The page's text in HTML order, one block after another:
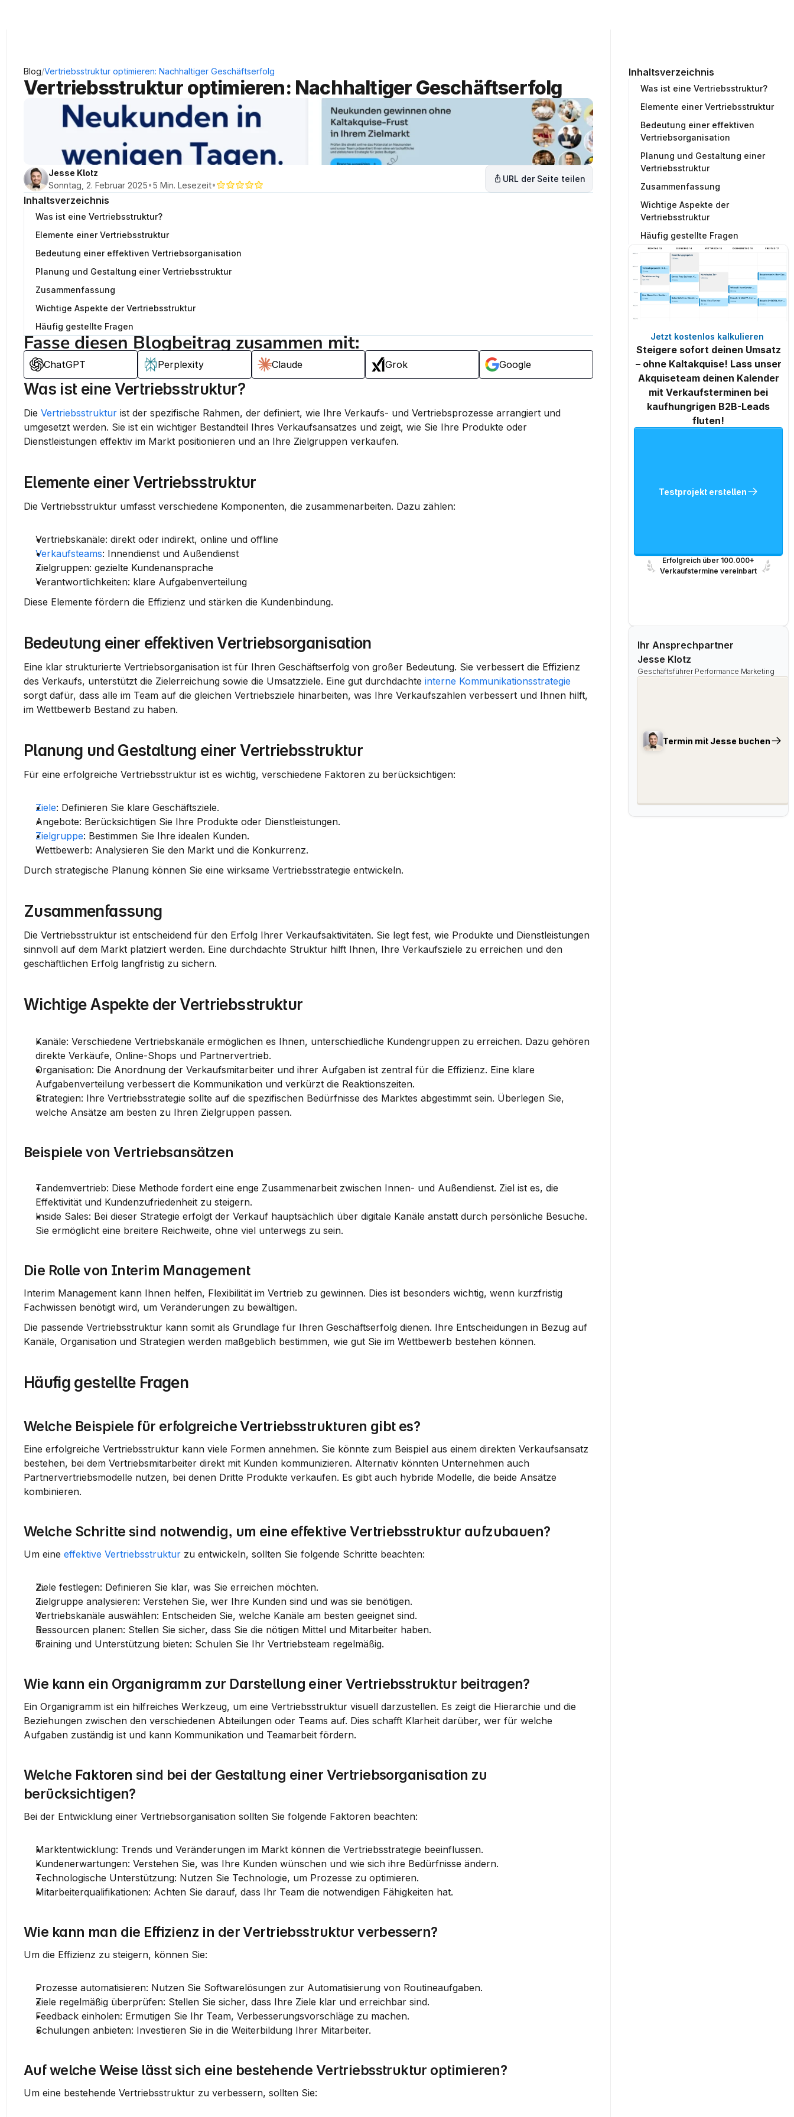
Inhaltsverzeichnis
Was ist eine Vertriebsstruktur?
Elemente einer Vertriebsstruktur
Bedeutung einer effektiven
Vertriebsorganisation
Planung und Gestaltung einer
Vertriebsstruktur
Zusammenfassung
Wichtige Aspekte der
Vertriebsstruktur
Häufig gestellte Fragen
Jetzt kostenlos kalkulieren
Steigere sofort deinen Umsatz
– ohne Kaltakquise! Lass unser
Akquiseteam deinen Kalender
mit Verkaufsterminen bei
kaufhungrigen B2B-Leads
fluten!
Testprojekt erstellen
Erfolgreich über 100.000+
Verkaufstermine vereinbart
Ihr Ansprechpartner
Jesse Klotz
Geschäftsführer Performance Marketing
Termin mit Jesse buchen
Blog/Vertriebsstruktur optimieren: Nachhaltiger Geschäftserfolg
Vertriebsstruktur optimieren: Nachhaltiger Geschäftserfolg
Jesse Klotz
Sonntag, 2. Februar 2025•5 Min. Lesezeit•
URL der Seite teilen
Inhaltsverzeichnis
Was ist eine Vertriebsstruktur?
Elemente einer Vertriebsstruktur
Bedeutung einer effektiven Vertriebsorganisation
Planung und Gestaltung einer Vertriebsstruktur
Zusammenfassung
Wichtige Aspekte der Vertriebsstruktur
Häufig gestellte Fragen
Fasse diesen Blogbeitrag zusammen mit:
ChatGPT Perplexity Claude Grok Google
Was ist eine Vertriebsstruktur?
Die Vertriebsstruktur ist der spezifische Rahmen, der definiert, wie Ihre Verkaufs- und Vertriebsprozesse arrangiert und
umgesetzt werden. Sie ist ein wichtiger Bestandteil Ihres Verkaufsansatzes und zeigt, wie Sie Ihre Produkte oder
Dienstleistungen effektiv im Markt positionieren und an Ihre Zielgruppen verkaufen.
Elemente einer Vertriebsstruktur
Die Vertriebsstruktur umfasst verschiedene Komponenten, die zusammenarbeiten. Dazu zählen:
Vertriebskanäle: direkt oder indirekt, online und offline
Verkaufsteams: Innendienst und Außendienst
Zielgruppen: gezielte Kundenansprache
Verantwortlichkeiten: klare Aufgabenverteilung
Diese Elemente fördern die Effizienz und stärken die Kundenbindung.
Bedeutung einer effektiven Vertriebsorganisation
Eine klar strukturierte Vertriebsorganisation ist für Ihren Geschäftserfolg von großer Bedeutung. Sie verbessert die Effizienz
des Verkaufs, unterstützt die Zielerreichung sowie die Umsatzziele. Eine gut durchdachte interne Kommunikationsstrategie
sorgt dafür, dass alle im Team auf die gleichen Vertriebsziele hinarbeiten, was Ihre Verkaufszahlen verbessert und Ihnen hilft,
im Wettbewerb Bestand zu haben.
Planung und Gestaltung einer Vertriebsstruktur
Für eine erfolgreiche Vertriebsstruktur ist es wichtig, verschiedene Faktoren zu berücksichtigen:
Ziele: Definieren Sie klare Geschäftsziele.
Angebote: Berücksichtigen Sie Ihre Produkte oder Dienstleistungen.
Zielgruppe: Bestimmen Sie Ihre idealen Kunden.
Wettbewerb: Analysieren Sie den Markt und die Konkurrenz.
Durch strategische Planung können Sie eine wirksame Vertriebsstrategie entwickeln.
Zusammenfassung
Die Vertriebsstruktur ist entscheidend für den Erfolg Ihrer Verkaufsaktivitäten. Sie legt fest, wie Produkte und Dienstleistungen
sinnvoll auf dem Markt platziert werden. Eine durchdachte Struktur hilft Ihnen, Ihre Verkaufsziele zu erreichen und den
geschäftlichen Erfolg langfristig zu sichern.
Wichtige Aspekte der Vertriebsstruktur
Kanäle: Verschiedene Vertriebskanäle ermöglichen es Ihnen, unterschiedliche Kundengruppen zu erreichen. Dazu gehören
direkte Verkäufe, Online-Shops und Partnervertrieb.
Organisation: Die Anordnung der Verkaufsmitarbeiter und ihrer Aufgaben ist zentral für die Effizienz. Eine klare
Aufgabenverteilung verbessert die Kommunikation und verkürzt die Reaktionszeiten.
Strategien: Ihre Vertriebsstrategie sollte auf die spezifischen Bedürfnisse des Marktes abgestimmt sein. Überlegen Sie,
welche Ansätze am besten zu Ihren Zielgruppen passen.
Beispiele von Vertriebsansätzen
Tandemvertrieb: Diese Methode fordert eine enge Zusammenarbeit zwischen Innen- und Außendienst. Ziel ist es, die
Effektivität und Kundenzufriedenheit zu steigern.
Inside Sales: Bei dieser Strategie erfolgt der Verkauf hauptsächlich über digitale Kanäle anstatt durch persönliche Besuche.
Sie ermöglicht eine breitere Reichweite, ohne viel unterwegs zu sein.
Die Rolle von Interim Management
Interim Management kann Ihnen helfen, Flexibilität im Vertrieb zu gewinnen. Dies ist besonders wichtig, wenn kurzfristig
Fachwissen benötigt wird, um Veränderungen zu bewältigen.
Die passende Vertriebsstruktur kann somit als Grundlage für Ihren Geschäftserfolg dienen. Ihre Entscheidungen in Bezug auf
Kanäle, Organisation und Strategien werden maßgeblich bestimmen, wie gut Sie im Wettbewerb bestehen können.
Häufig gestellte Fragen
Welche Beispiele für erfolgreiche Vertriebsstrukturen gibt es?
Eine erfolgreiche Vertriebsstruktur kann viele Formen annehmen. Sie könnte zum Beispiel aus einem direkten Verkaufsansatz
bestehen, bei dem Vertriebsmitarbeiter direkt mit Kunden kommunizieren. Alternativ könnten Unternehmen auch
Partnervertriebsmodelle nutzen, bei denen Dritte Produkte verkaufen. Es gibt auch hybride Modelle, die beide Ansätze
kombinieren.
Welche Schritte sind notwendig, um eine effektive Vertriebsstruktur aufzubauen?
Um eine effektive Vertriebsstruktur zu entwickeln, sollten Sie folgende Schritte beachten:
Ziele festlegen: Definieren Sie klar, was Sie erreichen möchten.
Zielgruppe analysieren: Verstehen Sie, wer Ihre Kunden sind und was sie benötigen.
Vertriebskanäle auswählen: Entscheiden Sie, welche Kanäle am besten geeignet sind.
Ressourcen planen: Stellen Sie sicher, dass Sie die nötigen Mittel und Mitarbeiter haben.
Training und Unterstützung bieten: Schulen Sie Ihr Vertriebsteam regelmäßig.
Wie kann ein Organigramm zur Darstellung einer Vertriebsstruktur beitragen?
Ein Organigramm ist ein hilfreiches Werkzeug, um eine Vertriebsstruktur visuell darzustellen. Es zeigt die Hierarchie und die
Beziehungen zwischen den verschiedenen Abteilungen oder Teams auf. Dies schafft Klarheit darüber, wer für welche
Aufgaben zuständig ist und kann Kommunikation und Teamarbeit fördern.
Welche Faktoren sind bei der Gestaltung einer Vertriebsorganisation zu
berücksichtigen?
Bei der Entwicklung einer Vertriebsorganisation sollten Sie folgende Faktoren beachten:
Marktentwicklung: Trends und Veränderungen im Markt können die Vertriebsstrategie beeinflussen.
Kundenerwartungen: Verstehen Sie, was Ihre Kunden wünschen und wie sich ihre Bedürfnisse ändern.
Technologische Unterstützung: Nutzen Sie Technologie, um Prozesse zu optimieren.
Mitarbeiterqualifikationen: Achten Sie darauf, dass Ihr Team die notwendigen Fähigkeiten hat.
Wie kann man die Effizienz in der Vertriebsstruktur verbessern?
Um die Effizienz zu steigern, können Sie:
Prozesse automatisieren: Nutzen Sie Softwarelösungen zur Automatisierung von Routineaufgaben.
Ziele regelmäßig überprüfen: Stellen Sie sicher, dass Ihre Ziele klar und erreichbar sind.
Feedback einholen: Ermutigen Sie Ihr Team, Verbesserungsvorschläge zu machen.
Schulungen anbieten: Investieren Sie in die Weiterbildung Ihrer Mitarbeiter.
Auf welche Weise lässt sich eine bestehende Vertriebsstruktur optimieren?
Um eine bestehende Vertriebsstruktur zu verbessern, sollten Sie: